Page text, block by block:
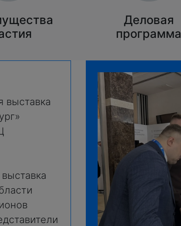
Деловая
программа
выставка